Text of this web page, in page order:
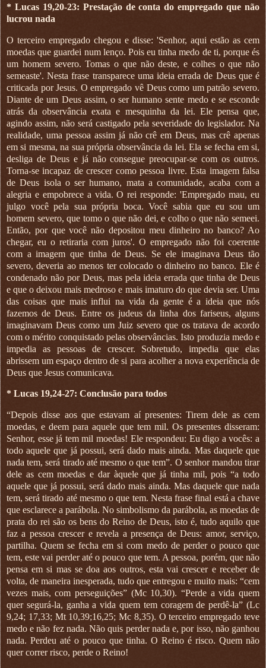
* Lucas 19,20-23: Prestação de conta do empregado que não
lucrou nada
O terceiro empregado chegou e disse: 'Senhor, aqui estão as cem
moedas que guardei num lenço. Pois eu tinha medo de ti, porque és
um homem severo. Tomas o que não deste, e colhes o que não
semeaste'. Nesta frase transparece uma ideia errada de Deus que é
criticada por Jesus. O empregado vê Deus como um patrão severo.
Diante de um Deus assim, o ser humano sente medo e se esconde
atrás da observância exata e mesquinha da lei. Ele pensa que,
agindo assim, não será castigado pela severidade do legislador. Na
realidade, uma pessoa assim já não crê em Deus, mas crê apenas
em si mesma, na sua própria observância da lei. Ela se fecha em si,
desliga de Deus e já não consegue preocupar-se com os outros.
Torna-se incapaz de crescer como pessoa livre. Esta imagem falsa
de Deus isola o ser humano, mata a comunidade, acaba com a
alegria e empobrece a vida. O rei responde: 'Empregado mau, eu
julgo você pela sua própria boca. Você sabia que eu sou um
homem severo, que tomo o que não dei, e colho o que não semeei.
Então, por que você não depositou meu dinheiro no banco? Ao
chegar, eu o retiraria com juros'. O empregado não foi coerente
com a imagem que tinha de Deus. Se ele imaginava Deus tão
severo, deveria ao menos ter colocado o dinheiro no banco. Ele é
condenado não por Deus, mas pela ideia errada que tinha de Deus
e que o deixou mais medroso e mais imaturo do que devia ser. Uma
das coisas que mais influi na vida da gente é a ideia que nós
fazemos de Deus. Entre os judeus da linha dos fariseus, alguns
imaginavam Deus como um Juiz severo que os tratava de acordo
com o mérito conquistado pelas observâncias. Isto produzia medo e
impedia as pessoas de crescer. Sobretudo, impedia que elas
abrissem um espaço dentro de si para acolher a nova experiência de
Deus que Jesus comunicava.
* Lucas 19,24-27: Conclusão para todos
“Depois disse aos que estavam aí presentes: Tirem dele as cem
moedas, e deem para aquele que tem mil. Os presentes disseram:
Senhor, esse já tem mil moedas! Ele respondeu: Eu digo a vocês: a
todo aquele que já possui, será dado mais ainda. Mas daquele que
nada tem, será tirado até mesmo o que tem”. O senhor mandou tirar
dele as cem moedas e dar àquele que já tinha mil, pois “a todo
aquele que já possui, será dado mais ainda. Mas daquele que nada
tem, será tirado até mesmo o que tem. Nesta frase final está a chave
que esclarece a parábola. No simbolismo da parábola, as moedas de
prata do rei são os bens do Reino de Deus, isto é, tudo aquilo que
faz a pessoa crescer e revela a presença de Deus: amor, serviço,
partilha. Quem se fecha em si com medo de perder o pouco que
tem, este vai perder até o pouco que tem. A pessoa, porém, que não
pensa em si mas se doa aos outros, esta vai crescer e receber de
volta, de maneira inesperada, tudo que entregou e muito mais: “cem
vezes mais, com perseguições” (Mc 10,30). “Perde a vida quem
quer segurá-la, ganha a vida quem tem coragem de perdê-la” (Lc
9,24; 17,33; Mt 10,39;16,25; Mc 8,35). O terceiro empregado teve
medo e não fez nada. Não quis perder nada e, por isso, não ganhou
nada. Perdeu até o pouco que tinha. O Reino é risco. Quem não
quer correr risco, perde o Reino!